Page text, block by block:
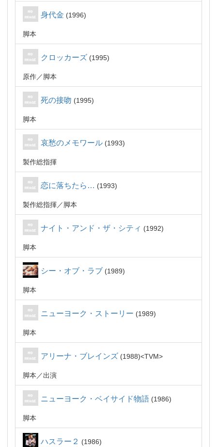
身代金 1996
脚本
クロッカーズ 1995
原作 脚本
死の接吻 1995
脚本
哀愁のメモワール 1993
製作総指揮
恋に落ちたら… 1993
製作総指揮 脚本
ナイト・アンド・ザ・シティ 1992
脚本
シー・オブ・ラブ 1989
脚本
ニューヨーク・ストーリー 1989
脚本
アリーナ・ブレインズ 1988 TVM
脚本 出演
ニューヨーク・ベイサイド物語 1986
脚本
ハスラー２ 1986